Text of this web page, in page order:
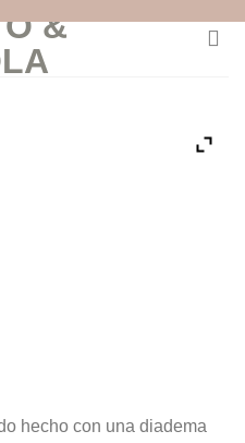
hecho con una diadema